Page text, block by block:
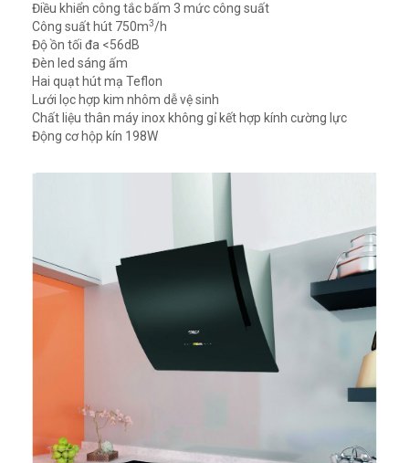
Điều khiển công tắc bấm 3 mức công suất
Công suất hút 750m3/h
Độ ồn tối đa <56dB
Đèn led sáng ấm
Hai quạt hút mạ Teflon
Lưới lọc hợp kim nhôm dễ vệ sinh
Chất liệu thân máy inox không gỉ kết hợp kính cường lực
Động cơ hộp kín 198W